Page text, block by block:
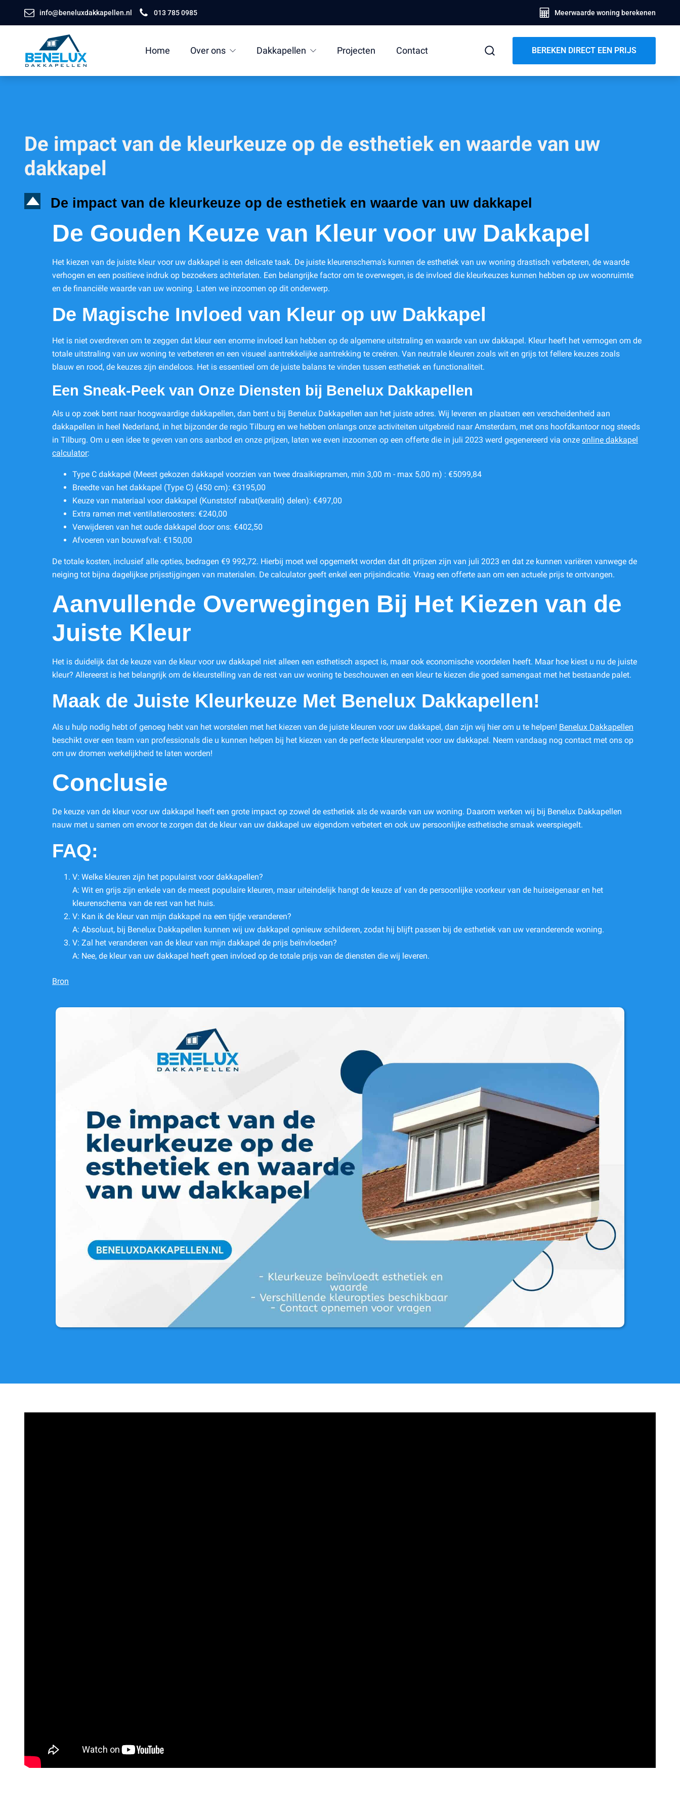
info@beneluxdakkapellen.nl 013 785 0985 Meerwaarde woning berekenen
Home Over ons Dakkapellen Projecten Contact BEREKEN DIRECT EEN PRIJS
De impact van de kleurkeuze op de esthetiek en waarde van uw
dakkapel
D De impact van de kleurkeuze op de esthetiek en waarde van uw dakkapel
De Gouden Keuze van Kleur voor uw Dakkapel
Het kiezen van de juiste kleur voor uw dakkapel is een delicate taak. De juiste kleurenschema's kunnen de esthetiek van uw woning drastisch verbeteren, de waarde
verhogen en een positieve indruk op bezoekers achterlaten. Een belangrijke factor om te overwegen, is de invloed die kleurkeuzes kunnen hebben op uw woonruimte
en de financiële waarde van uw woning. Laten we inzoomen op dit onderwerp.
De Magische Invloed van Kleur op uw Dakkapel
Het is niet overdreven om te zeggen dat kleur een enorme invloed kan hebben op de algemene uitstraling en waarde van uw dakkapel. Kleur heeft het vermogen om de
totale uitstraling van uw woning te verbeteren en een visueel aantrekkelijke aantrekking te creëren. Van neutrale kleuren zoals wit en grijs tot fellere keuzes zoals
blauw en rood, de keuzes zijn eindeloos. Het is essentieel om de juiste balans te vinden tussen esthetiek en functionaliteit.
Een Sneak-Peek van Onze Diensten bij Benelux Dakkapellen
Als u op zoek bent naar hoogwaardige dakkapellen, dan bent u bij Benelux Dakkapellen aan het juiste adres. Wij leveren en plaatsen een verscheidenheid aan
dakkapellen in heel Nederland, in het bijzonder de regio Tilburg en we hebben onlangs onze activiteiten uitgebreid naar Amsterdam, met ons hoofdkantoor nog steeds
in Tilburg. Om u een idee te geven van ons aanbod en onze prijzen, laten we even inzoomen op een offerte die in juli 2023 werd gegenereerd via onze online dakkapel
calculator:
Type C dakkapel (Meest gekozen dakkapel voorzien van twee draaikiepramen, min 3,00 m - max 5,00 m) : €5099,84
Breedte van het dakkapel (Type C) (450 cm): €3195,00
Keuze van materiaal voor dakkapel (Kunststof rabat(keralit) delen): €497,00
Extra ramen met ventilatieroosters: €240,00
Verwijderen van het oude dakkapel door ons: €402,50
Afvoeren van bouwafval: €150,00
De totale kosten, inclusief alle opties, bedragen €9 992,72. Hierbij moet wel opgemerkt worden dat dit prijzen zijn van juli 2023 en dat ze kunnen variëren vanwege de
neiging tot bijna dagelijkse prijsstijgingen van materialen. De calculator geeft enkel een prijsindicatie. Vraag een offerte aan om een actuele prijs te ontvangen.
Aanvullende Overwegingen Bij Het Kiezen van de
Juiste Kleur
Het is duidelijk dat de keuze van de kleur voor uw dakkapel niet alleen een esthetisch aspect is, maar ook economische voordelen heeft. Maar hoe kiest u nu de juiste
kleur? Allereerst is het belangrijk om de kleurstelling van de rest van uw woning te beschouwen en een kleur te kiezen die goed samengaat met het bestaande palet.
Maak de Juiste Kleurkeuze Met Benelux Dakkapellen!
Als u hulp nodig hebt of genoeg hebt van het worstelen met het kiezen van de juiste kleuren voor uw dakkapel, dan zijn wij hier om u te helpen! Benelux Dakkapellen
beschikt over een team van professionals die u kunnen helpen bij het kiezen van de perfecte kleurenpalet voor uw dakkapel. Neem vandaag nog contact met ons op
om uw dromen werkelijkheid te laten worden!
Conclusie
De keuze van de kleur voor uw dakkapel heeft een grote impact op zowel de esthetiek als de waarde van uw woning. Daarom werken wij bij Benelux Dakkapellen
nauw met u samen om ervoor te zorgen dat de kleur van uw dakkapel uw eigendom verbetert en ook uw persoonlijke esthetische smaak weerspiegelt.
FAQ:
V: Welke kleuren zijn het populairst voor dakkapellen?
A: Wit en grijs zijn enkele van de meest populaire kleuren, maar uiteindelijk hangt de keuze af van de persoonlijke voorkeur van de huiseigenaar en het
kleurenschema van de rest van het huis.
V: Kan ik de kleur van mijn dakkapel na een tijdje veranderen?
A: Absoluut, bij Benelux Dakkapellen kunnen wij uw dakkapel opnieuw schilderen, zodat hij blijft passen bij de esthetiek van uw veranderende woning.
V: Zal het veranderen van de kleur van mijn dakkapel de prijs beïnvloeden?
A: Nee, de kleur van uw dakkapel heeft geen invloed op de totale prijs van de diensten die wij leveren.
Bron